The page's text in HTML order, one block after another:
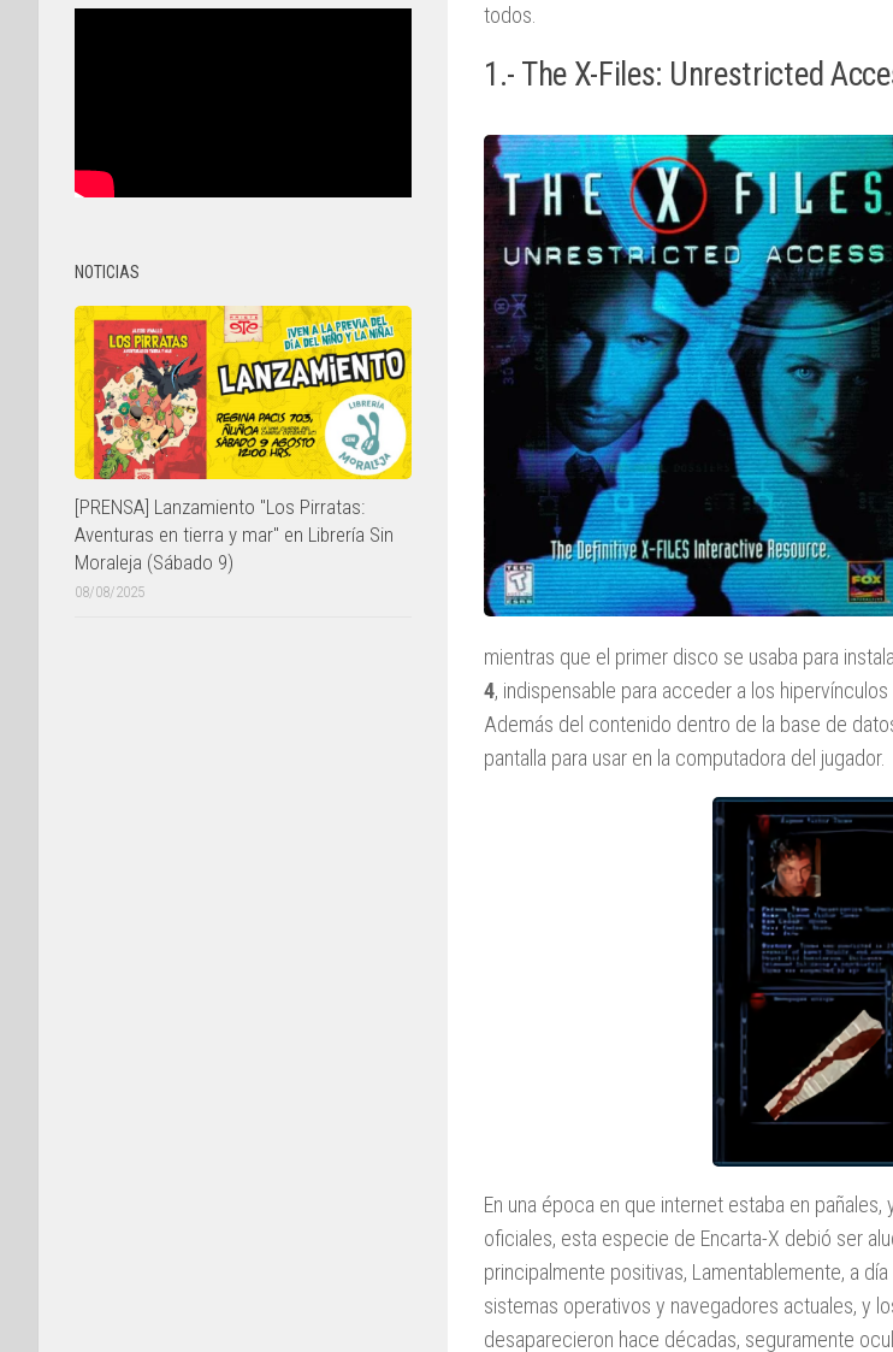
todos.
1.- The X-Files: Unrestricted
mientras que el primer disco se usaba para
4, indispensable para acceder a los
Además del contenido dentro de la base de
pantalla para usar en la computadora del jugador.
En una época en que internet estaba en
oficiales, esta especie de Encarta-X debió ser
principalmente positivas, Lamentablemente, a
sistemas operativos y navegadores actuales, y
desaparecieron hace décadas, seguramente
NOTICIAS
[PRENSA] Lanzamiento "Los Pirratas:
Aventuras en tierra y mar" en Librería Sin
Moraleja (Sábado 9)
08/08/2025